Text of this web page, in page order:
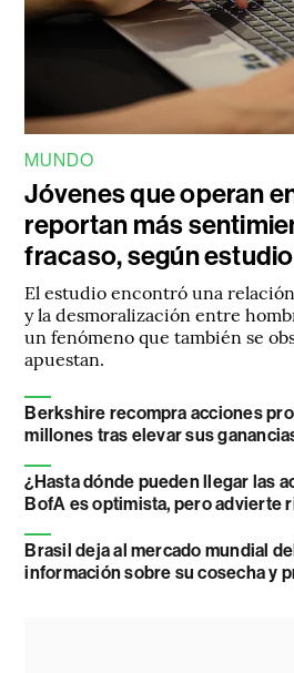
MUNDO
Jóvenes que operan
reportan más
fracaso, según estudio
El estudio encontró una
y la desmoralización entre
un fenómeno que también se
apuestan.
Berkshire recompra acciones
millones tras elevar sus
¿Hasta dónde pueden llegar las
BofA es optimista, pero advierte
Brasil deja al mercado mundial
información sobre su cosecha y